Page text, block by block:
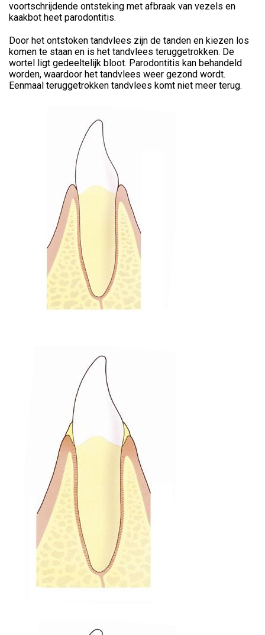
voortschrijdende ontsteking met afbraak van vezels en
kaakbot heet parodontitis.
Door het ontstoken tandvlees zijn de tanden en kiezen los
komen te staan en is het tandvlees teruggetrokken. De
wortel ligt gedeeltelijk bloot. Parodontitis kan behandeld
worden, waardoor het tandvlees weer gezond wordt.
Eenmaal teruggetrokken tandvlees komt niet meer terug.